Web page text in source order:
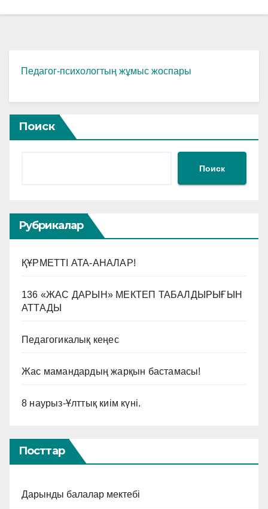
Педагог-психологтың жұмыс жоспары
Поиск
Поиск
Рубрикалар
ҚҰРМЕТТІ АТА-АНАЛАР!
136 «ЖАС ДАРЫН» МЕКТЕП ТАБАЛДЫРЫҒЫН
АТТАДЫ
Педагогикалық кеңес
Жас мамандардың жарқын бастамасы!
8 наурыз-Ұлттық киім күні.
Посттар
Дарынды балалар мектебі